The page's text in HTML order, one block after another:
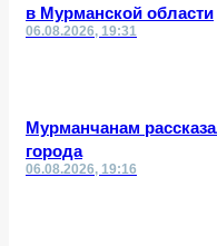
в Мурманской области
06.08.2026, 19:31
Мурманчанам
города
06.08.2026, 19:16